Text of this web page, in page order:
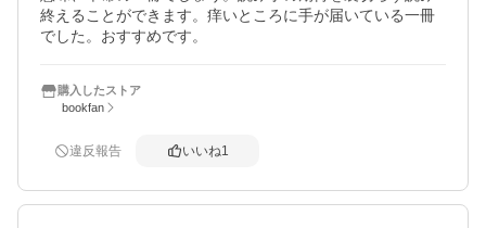
終えることができます。痒いところに手が届いている一冊
でした。おすすめです。
購入したストア
bookfan
違反報告 いいね1